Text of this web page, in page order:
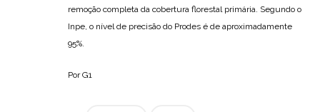
remoção completa da cobertura florestal primária. Segundo o
Inpe, o nível de precisão do Prodes é de aproximadamente
95%.
Por G1